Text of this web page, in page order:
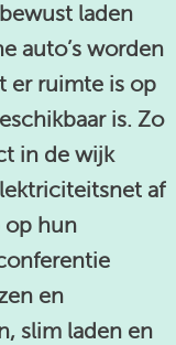
laden
auto’s worden
er ruimte is op
is. Zo
in de wijk
af
op hun
en
slim laden en